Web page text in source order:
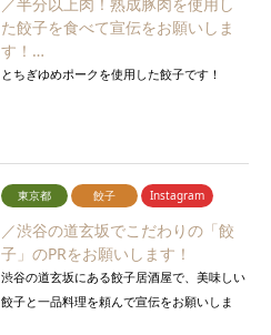
た餃子を食べて宣伝をお願いしま
す！…
とちぎゆめポークを使用した餃子です！
東京都 餃子 Instagram
／渋谷の道玄坂でこだわりの「餃
子」のPRをお願いします！
渋谷の道玄坂にある餃子居酒屋で、美味しい
餃子と一品料理を頼んで宣伝をお願いしま